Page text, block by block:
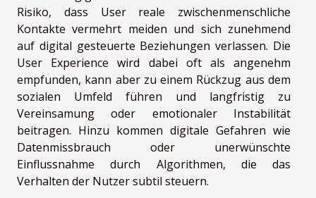
Risiko, dass User reale zwischenmenschliche
Kontakte vermehrt meiden und sich zunehmend
auf digital gesteuerte Beziehungen verlassen. Die
User Experience wird dabei oft als angenehm
empfunden, kann aber zu einem Rückzug aus dem
sozialen Umfeld führen und langfristig zu
Vereinsamung oder emotionaler Instabilität
beitragen. Hinzu kommen digitale Gefahren wie
Datenmissbrauch oder unerwünschte
Einflussnahme durch Algorithmen, die das
Verhalten der Nutzer subtil steuern.